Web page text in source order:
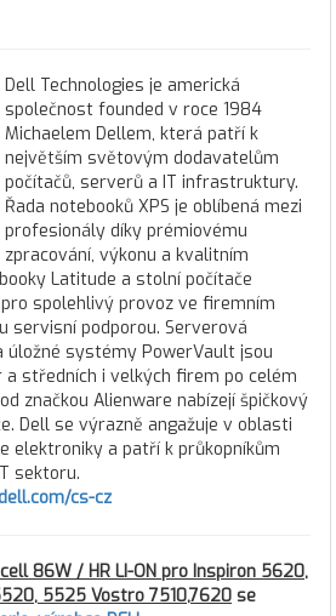
Dell Technologies je americká
společnost founded v roce 1984
Michaelem Dellem, která patří k
největším světovým dodavatelům
počítačů, serverů a IT infrastruktury.
Řada notebooků XPS je oblíbená mezi
profesionály díky prémiovému
zpracování, výkonu a kvalitním
Latitude a stolní počítače
spolehlivý provoz ve firemním
servisní podporou. Serverová
úložné systémy PowerVault jsou
středních i velkých firem po celém
značkou Alienware nabízejí špičkový
Dell se výrazně angažuje v oblasti
elektroniky a patří k průkopníkům
sektoru.
cs-cz
86W / HR LI-ON pro Inspiron 5620,
5525 Vostro 7510,7620 se